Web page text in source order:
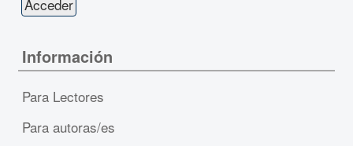
Información
Para Lectores
Para autoras/es